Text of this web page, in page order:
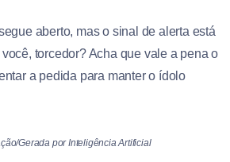
aberto, mas o sinal de alerta está
você, torcedor? Acha que vale a pena o
a pedida para manter o ídolo
Gerada por Inteligência Artificial